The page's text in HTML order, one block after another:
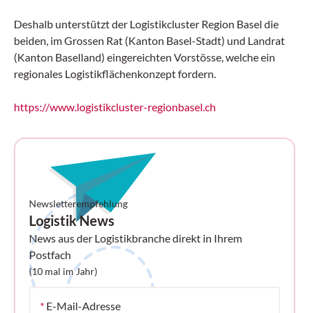
Deshalb unterstützt der Logistikcluster Region Basel die
beiden, im Grossen Rat (Kanton Basel-Stadt) und Landrat
(Kanton Baselland) eingereichten Vorstösse, welche ein
regionales Logistikflächenkonzept fordern.
https://www.logistikcluster-regionbasel.ch
Newsletterempfehlung
Logistik News
News aus der Logistikbranche direkt in Ihrem
Postfach
(10 mal im Jahr)
* E-Mail-Adresse